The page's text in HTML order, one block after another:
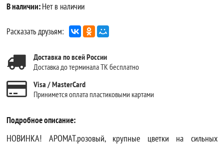
В наличии:Нет в наличии
Расказать друзьям:
Доставка по всей России
Доставка до терминала ТК бесплатно
Visa / MasterCard
Принимется оплата пластиковыми картами
Подробное описание:
НОВИНКА! АРОМАТ.розовый, крупные цветки на сильных